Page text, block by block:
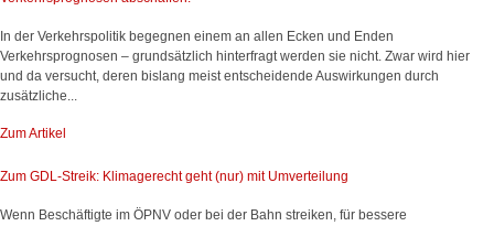
In der Verkehrspolitik begegnen einem an allen Ecken und Enden
Verkehrsprognosen – grundsätzlich hinterfragt werden sie nicht. Zwar wird hier
und da versucht, deren bislang meist entscheidende Auswirkungen durch
zusätzliche...
Zum Artikel
Zum GDL-Streik: Klimagerecht geht (nur) mit Umverteilung
Wenn Beschäftigte im ÖPNV oder bei der Bahn streiken, für bessere